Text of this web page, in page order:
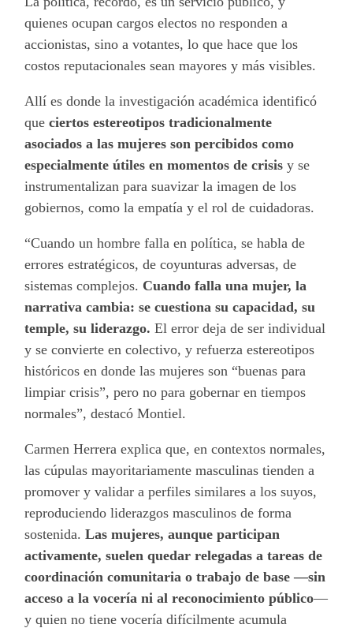
quienes ocupan cargos electos no responden a
accionistas, sino a votantes, lo que hace que los
costos reputacionales sean mayores y más visibles.
Allí es donde la investigación académica identificó
queciertos estereotipos tradicionalmente
asociados a las mujeres son percibidos como
especialmente útiles en momentos de crisis y se
instrumentalizan para suavizar la imagen de los
gobiernos, como la empatía y el rol de cuidadoras.
“Cuando un hombre falla en política, se habla de
errores estratégicos, de coyunturas adversas, de
sistemas complejos. Cuando falla una mujer, la
narrativa cambia: se cuestiona su capacidad, su
temple, su liderazgo. El error deja de ser individual
y se convierte en colectivo, y refuerza estereotipos
históricos en donde las mujeres son “buenas para
limpiar crisis”, pero no para gobernar en tiempos
normales”, destacó Montiel.
Carmen Herrera explica que, en contextos normales,
las cúpulas mayoritariamente masculinas tienden a
promover y validar a perfiles similares a los suyos,
reproduciendo liderazgos masculinos de forma
sostenida.Las mujeres, aunque participan
activamente, suelen quedar relegadas a tareas de
coordinación comunitaria o trabajo de base —sin
acceso a la vocería ni al reconocimiento público—
y quien no tiene vocería difícilmente acumula